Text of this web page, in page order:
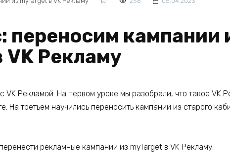
переносим кампании
VK Рекламу
VK Рекламой. На первом уроке мы разобрали, что такое VK
На третьем научились переносить кампании из старого
рекламные кампании из myTarget в VK Рекламу.